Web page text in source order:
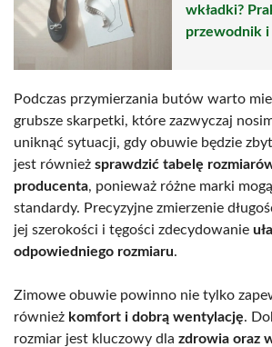
wkładki?
przewodnik i
Podczas przymierzania butów warto
grubsze skarpetki, które zazwyczaj
uniknąć sytuacji, gdy obuwie będzie
jest również sprawdzić tabelę
producenta, ponieważ różne marki
standardy. Precyzyjne zmierzenie
jej szerokości i tęgości zdecydowanie
odpowiedniego rozmiaru.
Zimowe obuwie powinno nie tylko
również komfort i dobrą wentylację.
rozmiar jest kluczowy dla zdrowia oraz